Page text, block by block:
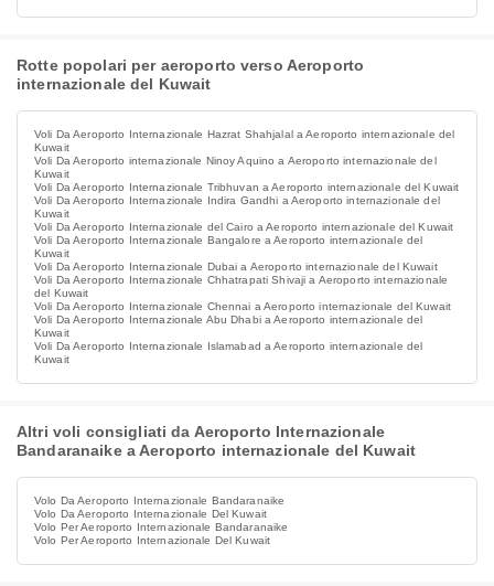
Rotte popolari per aeroporto verso Aeroporto
internazionale del Kuwait
Voli Da Aeroporto Internazionale Hazrat Shahjalal a Aeroporto internazionale del
Kuwait
Voli Da Aeroporto internazionale Ninoy Aquino a Aeroporto internazionale del
Kuwait
Voli Da Aeroporto Internazionale Tribhuvan a Aeroporto internazionale del Kuwait
Voli Da Aeroporto Internazionale Indira Gandhi a Aeroporto internazionale del
Kuwait
Voli Da Aeroporto Internazionale del Cairo a Aeroporto internazionale del Kuwait
Voli Da Aeroporto Internazionale Bangalore a Aeroporto internazionale del
Kuwait
Voli Da Aeroporto Internazionale Dubai a Aeroporto internazionale del Kuwait
Voli Da Aeroporto Internazionale Chhatrapati Shivaji a Aeroporto internazionale
del Kuwait
Voli Da Aeroporto Internazionale Chennai a Aeroporto internazionale del Kuwait
Voli Da Aeroporto Internazionale Abu Dhabi a Aeroporto internazionale del
Kuwait
Voli Da Aeroporto Internazionale Islamabad a Aeroporto internazionale del
Kuwait
Altri voli consigliati da Aeroporto Internazionale
Bandaranaike a Aeroporto internazionale del Kuwait
Volo Da Aeroporto Internazionale Bandaranaike
Volo Da Aeroporto Internazionale Del Kuwait
Volo Per Aeroporto Internazionale Bandaranaike
Volo Per Aeroporto Internazionale Del Kuwait